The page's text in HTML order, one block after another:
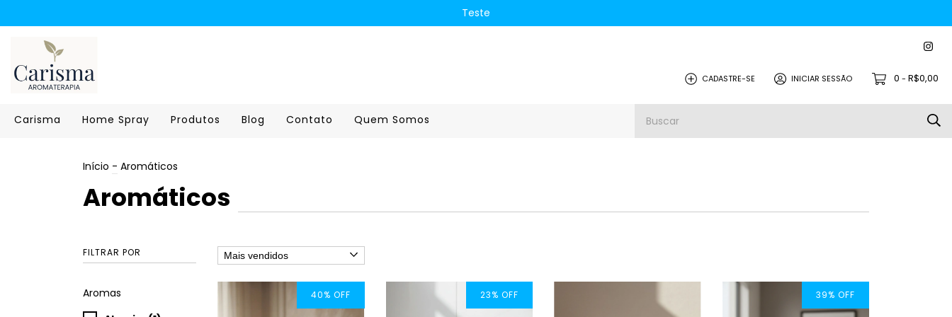
Teste
CADASTRE-SE INICIAR SESSÃO 0 - R$0,00
Carisma Home Spray Produtos Blog Contato Quem Somos
Início - Aromáticos
Aromáticos
FILTRAR POR
Aromas
40% OFF 23% OFF 39% OFF